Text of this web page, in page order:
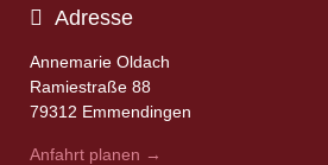
Adresse
Annemarie Oldach
Ramiestraße 88
79312 Emmendingen
Anfahrt planen →